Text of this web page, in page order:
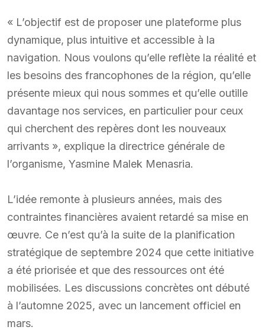
« L’objectif est de proposer une plateforme plus
dynamique, plus intuitive et accessible à la
navigation. Nous voulons qu’elle reflète la réalité et
les besoins des francophones de la région, qu’elle
présente mieux qui nous sommes et qu’elle outille
davantage nos services, en particulier pour ceux
qui cherchent des repères dont les nouveaux
arrivants », explique la directrice générale de
l’organisme, Yasmine Malek Menasria.
L’idée remonte à plusieurs années, mais des
contraintes financières avaient retardé sa mise en
œuvre. Ce n’est qu’à la suite de la planification
stratégique de septembre 2024 que cette initiative
a été priorisée et que des ressources ont été
mobilisées. Les discussions concrètes ont débuté
à l’automne 2025, avec un lancement officiel en
mars.